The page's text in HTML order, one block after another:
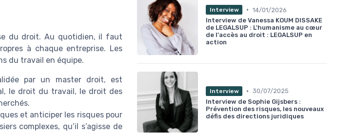
du droit. Au quotidien, il faut
à chaque entreprise. Les
du travail en équipe.
par un master droit, est
le droit du travail, le droit des
et anticiper les risques pour
complexes, qu’il s’agisse de
Interview • 14/01/2026
Interview de Vanessa KOUM DISSAKE
de LEGALSUP : L'humanisme au cœur
de l'accès au droit : LEGALSUP en
action
Interview • 30/07/2025
Interview de Sophie Gijsbers :
Prévention des risques, les nouveaux
défis des directions juridiques